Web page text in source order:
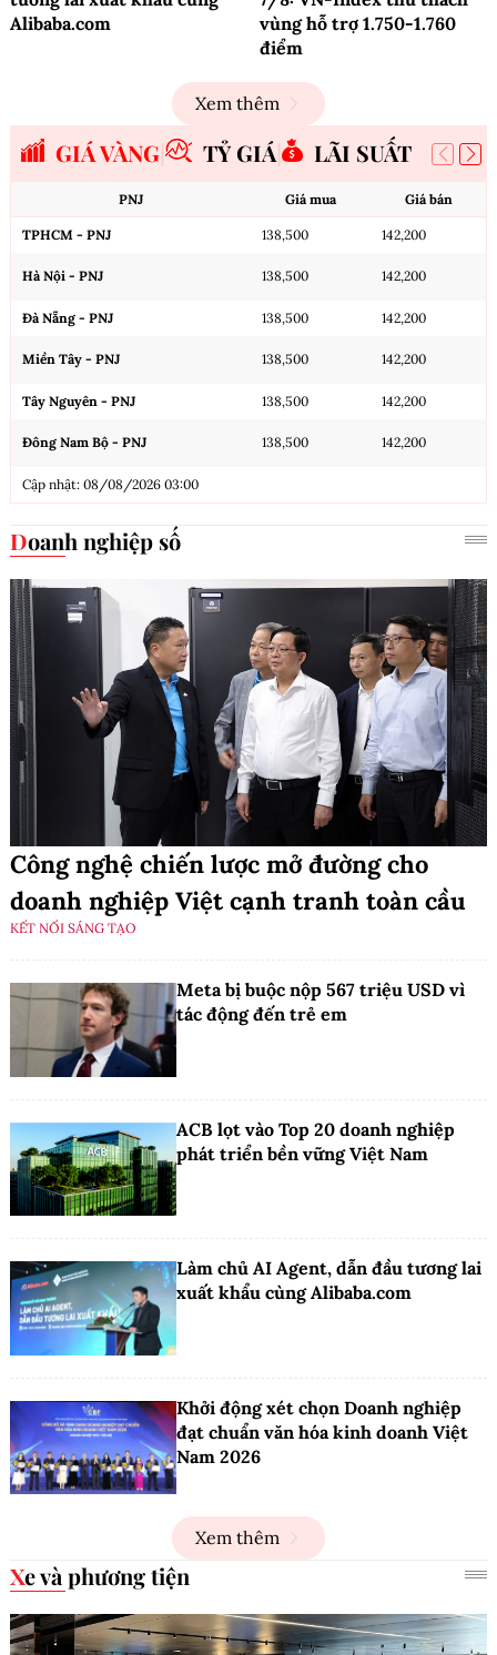
Alibaba.com
vùng hỗ trợ 1.750-1.760
điểm
Xem thêm
GIÁ VÀNG TỶ GIÁ LÃI SUẤT
PNJ Giá mua Giá bán
TPHCM - PNJ 138,500 142,200
Hà Nội - PNJ 138,500 142,200
Đà Nẵng - PNJ 138,500 142,200
Miền Tây - PNJ 138,500 142,200
Tây Nguyên - PNJ 138,500 142,200
Đông Nam Bộ - PNJ 138,500 142,200
Cập nhật: 08/08/2026 03:00
Doanh nghiệp số
Công nghệ chiến lược mở đường cho
doanh nghiệp Việt cạnh tranh toàn cầu
KẾT NỐI SÁNG TẠO
Meta bị buộc nộp 567 triệu USD vì
tác động đến trẻ em
ACB lọt vào Top 20 doanh nghiệp
phát triển bền vững Việt Nam
Làm chủ AI Agent, dẫn đầu tương lai
xuất khẩu cùng Alibaba.com
Khởi động xét chọn Doanh nghiệp
đạt chuẩn văn hóa kinh doanh Việt
Nam 2026
Xem thêm
Xe và phương tiện